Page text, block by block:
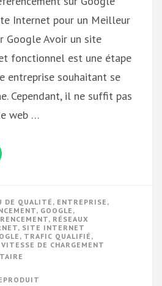
Internet pour un Meilleur
Google Avoir un site
fonctionnel est une étape
entreprise souhaitant se
Cependant, il ne suffit pas
web …
DE QUALITÉ, ENTREPRISE ,
, GOOGLE ,
, RÉSEAUX
, SITE INTERNET
, TRAFIC QUALIFIÉ ,
VITESSE DE CHARGEMENT
RÉFÉRENCEMENT